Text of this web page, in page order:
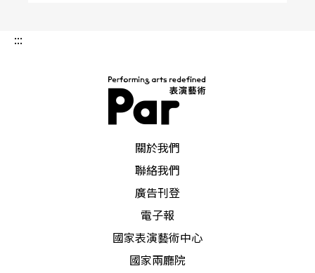
:::
關於我們
聯絡我們
廣告刊登
電子報
國家表演藝術中心
國家兩廳院